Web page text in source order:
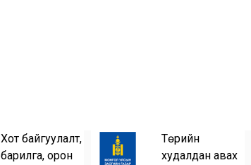
Хот байгуулалт,
барилга, орон
Төрийн
худалдан авах